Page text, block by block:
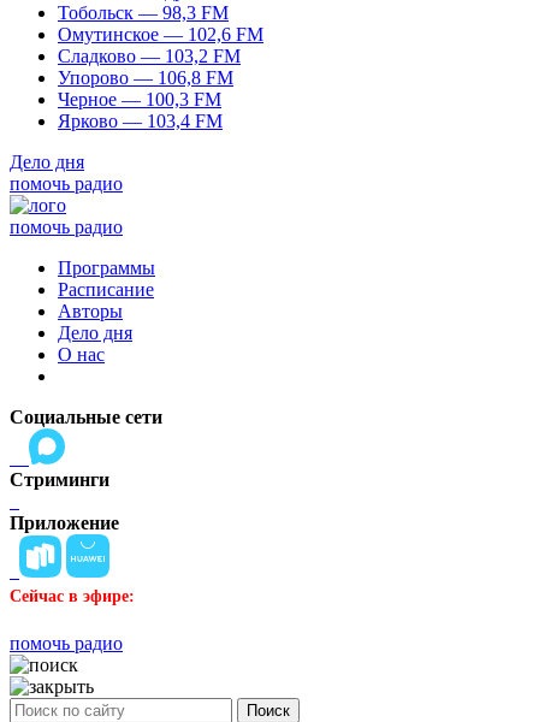
Тобольск — 98,3 FM
Омутинское — 102,6 FM
Сладково — 103,2 FM
Упорово — 106,8 FM
Черное — 100,3 FM
Ярково — 103,4 FM
Дело дня
помочь радио
помочь радио
Программы
Расписание
Авторы
Дело дня
О нас
Социальные сети
Стриминги
Приложение
Сейчас в эфире:
помочь радио
Поиск